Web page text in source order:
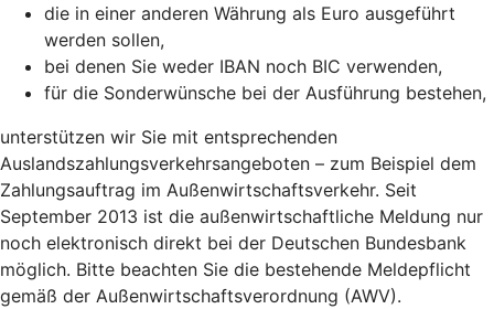
die in einer anderen Währung als Euro ausgeführt
werden sollen,
bei denen Sie weder IBAN noch BIC verwenden,
für die Sonderwünsche bei der Ausführung bestehen,
unterstützen wir Sie mit entsprechenden
Auslandszahlungsverkehrsangeboten – zum Beispiel dem
Zahlungsauftrag im Außenwirtschaftsverkehr. Seit
September 2013 ist die außenwirtschaftliche Meldung nur
noch elektronisch direkt bei der Deutschen Bundesbank
möglich. Bitte beachten Sie die bestehende Meldepflicht
gemäß der Außenwirtschaftsverordnung (AWV).